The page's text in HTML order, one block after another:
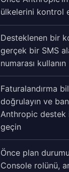
ülkelerini kontrol
Desteklenen bir
gerçek bir SMS
numarası kullanın
Faturalandırma
doğrulayın ve
Anthropic destek
geçin
Önce plan
Console rolünü,